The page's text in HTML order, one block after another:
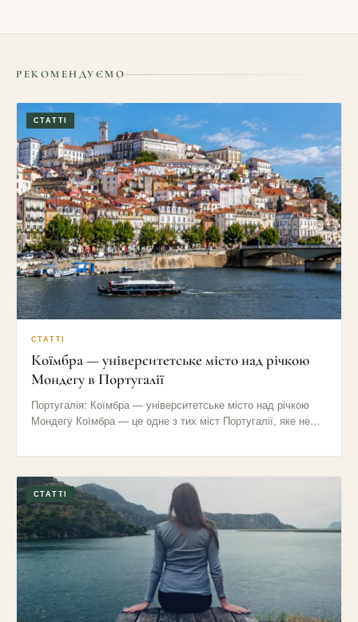
РЕКОМЕНДУЄМО
СТАТТІ
СТАТТІ
Коїмбра — університетське місто над річкою
Мондегу в Португалії
Португалія: Коїмбра — університетське місто над річкою
Мондегу Коїмбра — це одне з тих міст Португалії, яке не…
СТАТТІ